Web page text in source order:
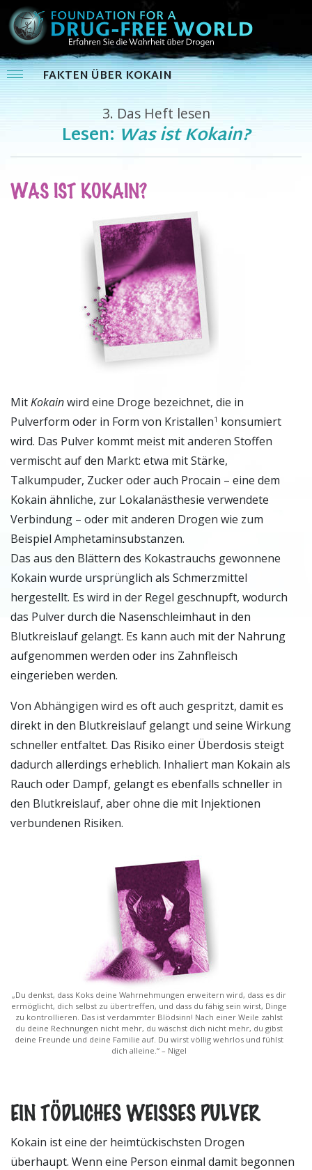
FAKTEN ÜBER KOKAIN
3. Das Heft lesen
Lesen: Was ist Kokain?
WAS IST KOKAIN?
MitKokainwird eine Droge bezeichnet, die in
Pulverform oder in Form von Kristallen1 konsumiert
wird. Das Pulver kommt meist mit anderen Stoffen
vermischt auf den Markt: etwa mit Stärke,
Talkumpuder, Zucker oder auch Procain – eine dem
Kokain ähnliche, zur Lokalanästhesie verwendete
Verbindung – oder mit anderen Drogen wie zum
Beispiel Amphetaminsubstanzen.
Das aus den Blättern des Kokastrauchs gewonnene
Kokain wurde ursprünglich als Schmerzmittel
hergestellt. Es wird in der Regel geschnupft, wodurch
das Pulver durch die Nasenschleimhaut in den
Blutkreislauf gelangt. Es kann auch mit der Nahrung
aufgenommen werden oder ins Zahnfleisch
eingerieben werden.
Von Abhängigen wird es oft auch gespritzt, damit es
direkt in den Blutkreislauf gelangt und seine Wirkung
schneller entfaltet. Das Risiko einer Überdosis steigt
dadurch allerdings erheblich. Inhaliert man Kokain als
Rauch oder Dampf, gelangt es ebenfalls schneller in
den Blutkreislauf, aber ohne die mit Injektionen
verbundenen Risiken.
„Du denkst, dass Koks deine Wahrnehmungen erweitern wird, dass es dir
ermöglicht, dich selbst zu übertreffen, und dass du fähig sein wirst, Dinge
zu kontrollieren. Das ist verdammter Blödsinn! Nach einer Weile zahlst
du deine Rechnungen nicht mehr, du wäschst dich nicht mehr, du gibst
deine Freunde und deine Familie auf. Du wirst völlig wehrlos und fühlst
dich alleine.“ – Nigel
EIN TÖDLICHES WEISSES PULVER
Kokain ist eine der heimtückischsten Drogen
überhaupt. Wenn eine Person einmal damit begonnen